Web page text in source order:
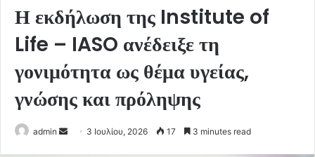
Η εκδήλωση της Institute of
Life – IASO ανέδειξε τη
γονιμότητα ως θέμα υγείας,
γνώσης και πρόληψης
admin
Send 3 Ιουλίου, 2026 17 3 minutes read